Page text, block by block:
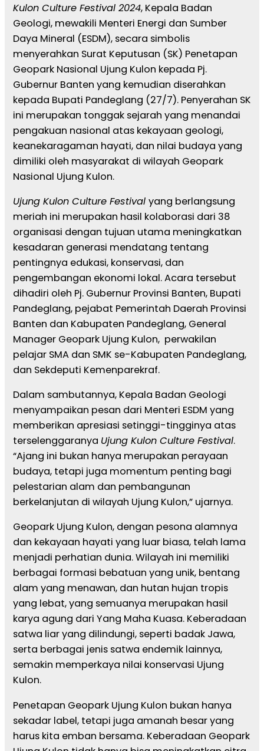
Kulon Culture Festival 2024, Kepala Badan
Geologi, mewakili Menteri Energi dan Sumber
Daya Mineral (ESDM), secara simbolis
menyerahkan Surat Keputusan (SK) Penetapan
Geopark Nasional Ujung Kulon kepada Pj.
Gubernur Banten yang kemudian diserahkan
kepada Bupati Pandeglang (27/7). Penyerahan SK
ini merupakan tonggak sejarah yang menandai
pengakuan nasional atas kekayaan geologi,
keanekaragaman hayati, dan nilai budaya yang
dimiliki oleh masyarakat di wilayah Geopark
Nasional Ujung Kulon.
Ujung Kulon Culture Festival yang berlangsung
meriah ini merupakan hasil kolaborasi dari 38
organisasi dengan tujuan utama meningkatkan
kesadaran generasi mendatang tentang
pentingnya edukasi, konservasi, dan
pengembangan ekonomi lokal. Acara tersebut
dihadiri oleh Pj. Gubernur Provinsi Banten, Bupati
Pandeglang, pejabat Pemerintah Daerah Provinsi
Banten dan Kabupaten Pandeglang, General
Manager Geopark Ujung Kulon, perwakilan
pelajar SMA dan SMK se-Kabupaten Pandeglang,
dan Sekdeputi Kemenparekraf.
Dalam sambutannya, Kepala Badan Geologi
menyampaikan pesan dari Menteri ESDM yang
memberikan apresiasi setinggi-tingginya atas
terselenggaranya Ujung Kulon Culture Festival.
“Ajang ini bukan hanya merupakan perayaan
budaya, tetapi juga momentum penting bagi
pelestarian alam dan pembangunan
berkelanjutan di wilayah Ujung Kulon,” ujarnya.
Geopark Ujung Kulon, dengan pesona alamnya
dan kekayaan hayati yang luar biasa, telah lama
menjadi perhatian dunia. Wilayah ini memiliki
berbagai formasi bebatuan yang unik, bentang
alam yang menawan, dan hutan hujan tropis
yang lebat, yang semuanya merupakan hasil
karya agung dari Yang Maha Kuasa. Keberadaan
satwa liar yang dilindungi, seperti badak Jawa,
serta berbagai jenis satwa endemik lainnya,
semakin memperkaya nilai konservasi Ujung
Kulon.
Penetapan Geopark Ujung Kulon bukan hanya
sekadar label, tetapi juga amanah besar yang
harus kita emban bersama. Keberadaan Geopark